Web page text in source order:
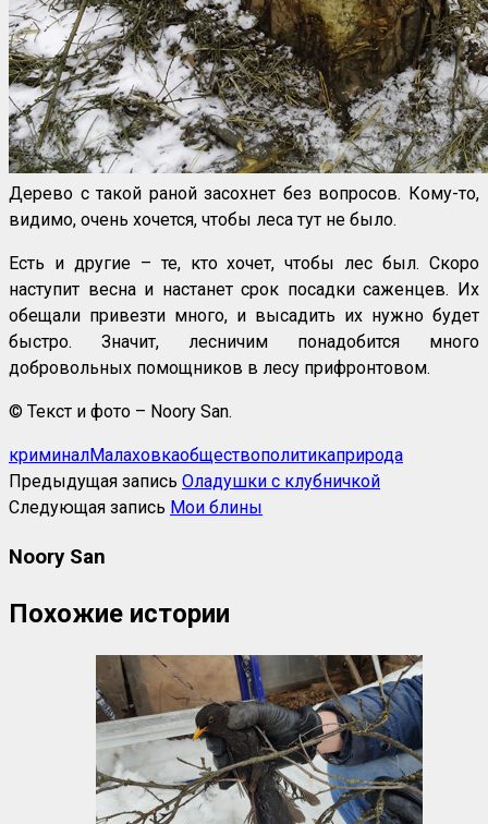
Дерево с такой раной засохнет без вопросов. Кому-то,
видимо, очень хочется, чтобы леса тут не было.
Есть и другие – те, кто хочет, чтобы лес был. Скоро
наступит весна и настанет срок посадки саженцев. Их
обещали привезти много, и высадить их нужно будет
быстро. Значит, лесничим понадобится много
добровольных помощников в лесу прифронтовом.
© Текст и фото – Noory San.
криминалМалаховкаобществополитикаприрода
Предыдущая запись Оладушки с клубничкой
Следующая запись Мои блины
Noory San
Похожие истории